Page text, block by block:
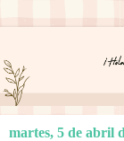
martes, 5 de abril